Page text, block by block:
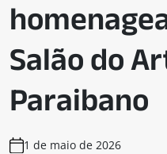
Salão do
Paraibano
1 de maio de 2026